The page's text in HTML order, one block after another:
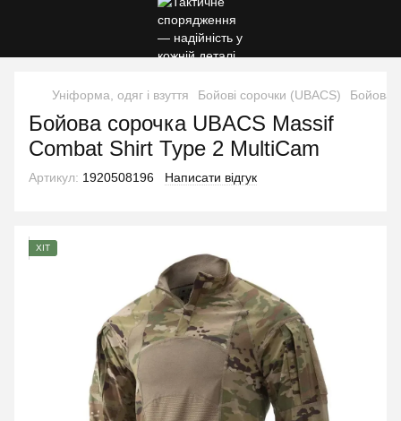
Уніформа, одяг і взуття Бойові сорочки (UBACS) Бойова
Бойова сорочка UBACS Massif
Combat Shirt Type 2 MultiCam
Артикул: 1920508196 Написати відгук
ХІТ